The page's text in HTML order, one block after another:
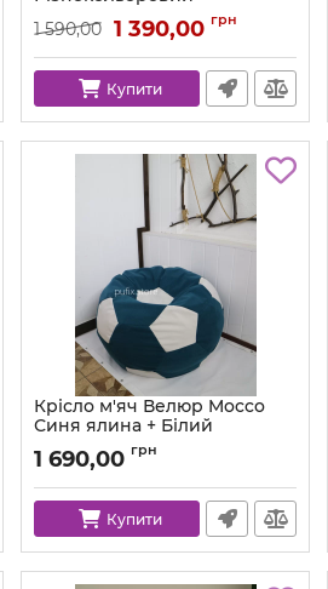
Артикул: ball-velor-multi-80
1 590,00 1 390,00 грн
Купити
Крісло м'яч Велюр Mocco
Синя ялина + Білий
Артикул: ball-mocco-36-1-80
1 690,00 грн
Купити